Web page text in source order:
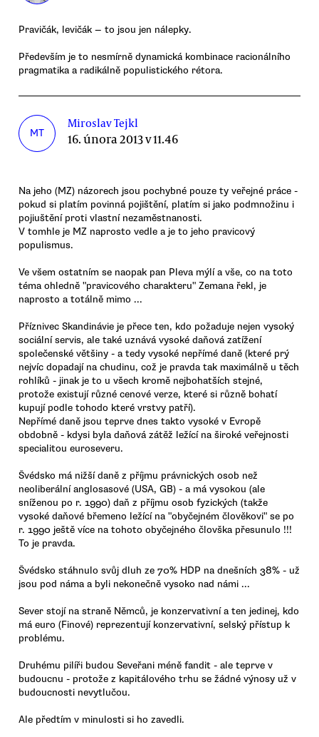
Pravičák, levičák — to jsou jen nálepky.
Především je to nesmírně dynamická kombinace racionálního
pragmatika a radikálně populistického rétora.
MT
Miroslav Tejkl
16. února 2013 v 11.46
Na jeho (MZ) názorech jsou pochybné pouze ty veřejné práce -
pokud si platím povinná pojištění, platím si jako podmnožinu i
pojiuštění proti vlastní nezaměstnanosti.
V tomhle je MZ naprosto vedle a je to jeho pravicový
populismus.
Ve všem ostatním se naopak pan Pleva mýlí a vše, co na toto
téma ohledně "pravicového charakteru" Zemana řekl, je
naprosto a totálně mimo ...
Příznivec Skandinávie je přece ten, kdo požaduje nejen vysoký
sociální servis, ale také uznává vysoké daňová zatížení
společenské většiny - a tedy vysoké nepřímé daně (které prý
nejvíc dopadají na chudinu, což je pravda tak maximálně u těch
rohlíků - jinak je to u všech kromě nejbohatších stejné,
protože existují různé cenové verze, které si různě bohatí
kupují podle tohodo které vrstvy patří).
Nepřímé daně jsou teprve dnes takto vysoké v Evropě
obdobně - kdysi byla daňová zátěž ležící na široké veřejnosti
specialitou euroseveru.
Švédsko má nižší daně z příjmu právnických osob než
neoliberální anglosasové (USA, GB) - a má vysokou (ale
sníženou po r. 1990) daň z příjmu osob fyzických (takže
vysoké daňové břemeno ležící na "obyčejném člověkovi" se po
r. 1990 ještě více na tohoto obyčejného človška přesunulo !!!
To je pravda.
Švédsko stáhnulo svůj dluh ze 70% HDP na dnešních 38% - už
jsou pod náma a byli nekonečně vysoko nad námi ...
Sever stojí na straně Němců, je konzervativní a ten jedinej, kdo
má euro (Finové) reprezentují konzervativní, selský přístup k
problému.
Druhému pilíři budou Seveřani méně fandit - ale teprve v
budoucnu - protože z kapitálového trhu se žádné výnosy už v
budoucnosti nevytlučou.
Ale předtím v minulosti si ho zavedli.